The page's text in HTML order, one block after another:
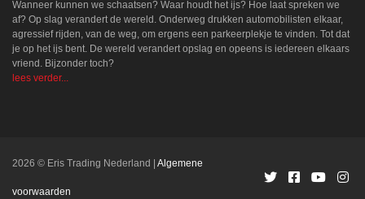
Wanneer kunnen we schaatsen? Waar houdt het ijs? Hoe laat spreken we
af? Op slag verandert de wereld. Onderweg drukken automobilisten elkaar,
agressief rijden, van de weg, om ergens een parkeerplekje te vinden. Tot dat
je op het ijs bent. De wereld verandert opslag en opeens is iedereen elkaars
vriend. Bijzonder toch?
lees verder...
2026 © Eris Trading Nederland Algemene
voorwaarden